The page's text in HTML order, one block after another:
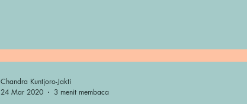
Chandra Kuntjoro-Jakti
24 Mar 2020
3 menit membaca